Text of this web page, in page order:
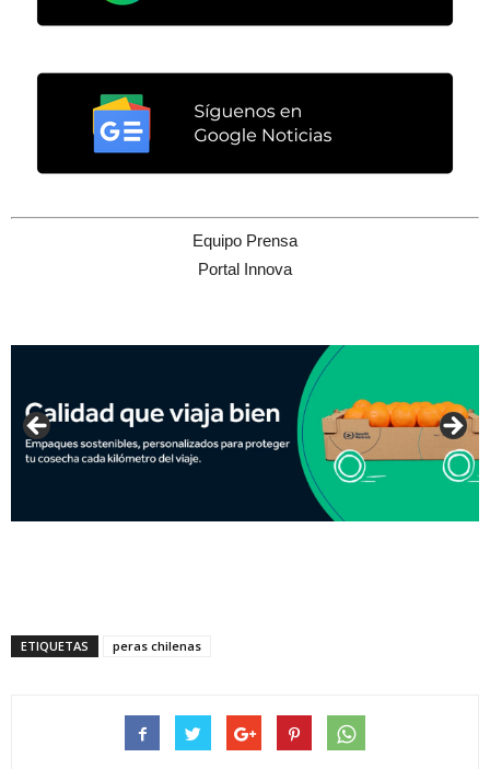
Equipo Prensa
Portal Innova
ETIQUETAS peras chilenas